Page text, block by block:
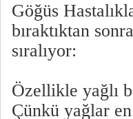
Göğüs
bıraktıktan
sıralıyor:
Özellikle yağlı
Çünkü yağlar